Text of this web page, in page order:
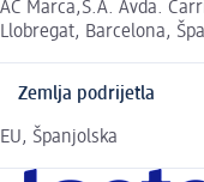
AC Marca,S.A. Avda.
Llobregat, Barcelona,
Zemlja podrijetla
EU, Španjolska